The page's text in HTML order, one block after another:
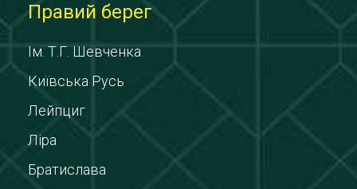
Правий берег
Ім. Т.Г. Шевченка
Київська Русь
Лейпциг
Ліра
Братислава